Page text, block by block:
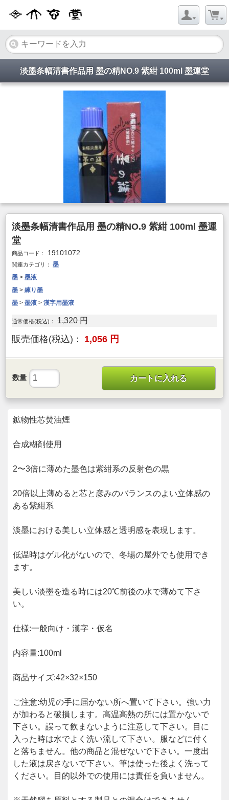
淡墨条幅清書作品用 墨の精NO.9 紫紺 100ml 墨運堂
淡墨条幅清書作品用 墨の精NO.9 紫紺 100ml 墨運
堂
商品コード： 19101072
関連カテゴリ：
墨
墨 > 墨液
墨 > 練り墨
墨 > 墨液 > 漢字用墨液
通常価格(税込)： 1,320円
販売価格(税込)： 1,056 円
数量 カートに入れる
鉱物性芯焚油煙
合成糊剤使用
2〜3倍に薄めた墨色は紫紺系の反射色の黒
20倍以上薄めると芯と彦みのバランスのよい立体感の
ある紫紺系
淡墨における美しい立体感と透明感を表現します。
低温時はゲル化がないので、冬場の屋外でも使用でき
ます。
美しい淡墨を造る時には20℃前後の水で薄めて下さ
い。
仕様:一般向け・漢字・仮名
内容量:100ml
商品サイズ:42×32×150
ご注意:幼児の手に届かない所へ置いて下さい。強い力
が加わると破損します。高温高熱の所には置かないで
下さい。誤って飲まないように注意して下さい。目に
入った時は水でよく洗い流して下さい。服などに付く
と落ちません。他の商品と混ぜないで下さい。一度出
した液は戻さないで下さい。筆は使った後よく洗って
ください。目的以外での使用には責任を負いません。